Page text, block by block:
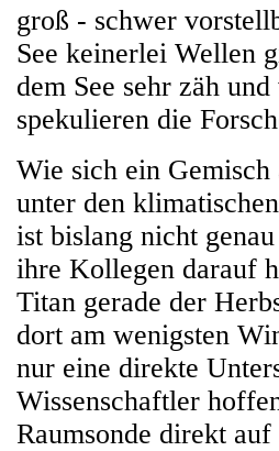
groß - schwer
See keinerlei Wellen
dem See sehr zäh
spekulieren die
Wie sich ein
unter den
ist bislang nicht
ihre Kollegen darauf
Titan gerade der
dort am wenigsten
nur eine direkte
Wissenschaftler
Raumsonde direkt